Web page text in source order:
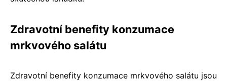
Zdravotní benefity konzumace
mrkvového salátu
Zdravotní benefity konzumace mrkvového salátu jsou